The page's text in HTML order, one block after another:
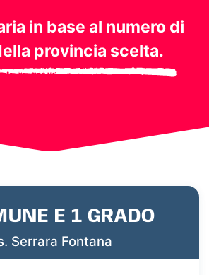
in base al numero di
provincia scelta.
E 1 GRADO
Serrara Fontana